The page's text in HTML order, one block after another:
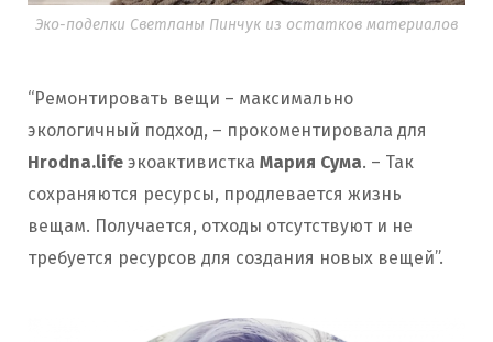
Эко-поделки Светланы Пинчук из остатков материалов
“Ремонтировать вещи – максимально
экологичный подход, – прокоментировала для
Hrodna.life экоактивистка Мария Сума. – Так
сохраняются ресурсы, продлевается жизнь
вещам. Получается, отходы отсутствуют и не
требуется ресурсов для создания новых вещей”.